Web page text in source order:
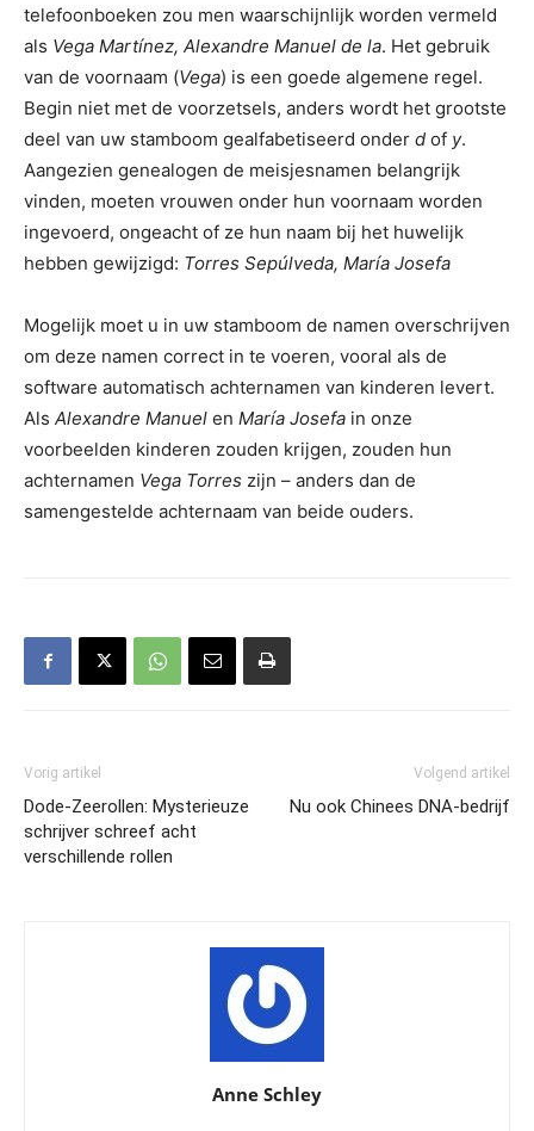
telefoonboeken zou men waarschijnlijk worden vermeld
als Vega Martínez, Alexandre Manuel de la. Het gebruik
van de voornaam (Vega) is een goede algemene regel.
Begin niet met de voorzetsels, anders wordt het grootste
deel van uw stamboom gealfabetiseerd onder d of y.
Aangezien genealogen de meisjesnamen belangrijk
vinden, moeten vrouwen onder hun voornaam worden
ingevoerd, ongeacht of ze hun naam bij het huwelijk
hebben gewijzigd: Torres Sepúlveda, María Josefa
Mogelijk moet u in uw stamboom de namen overschrijven
om deze namen correct in te voeren, vooral als de
software automatisch achternamen van kinderen levert.
Als Alexandre Manuel en María Josefa in onze
voorbeelden kinderen zouden krijgen, zouden hun
achternamen Vega Torres zijn – anders dan de
samengestelde achternaam van beide ouders.
Vorig artikel
Dode-Zeerollen: Mysterieuze
schrijver schreef acht
verschillende rollen
Volgend artikel
Nu ook Chinees DNA-bedrijf
Anne Schley